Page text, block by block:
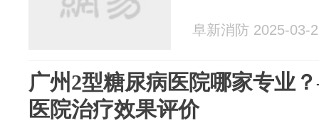
阜新消防 2025-03-
广州2型糖尿病医院哪家专业
医院治疗效果评价